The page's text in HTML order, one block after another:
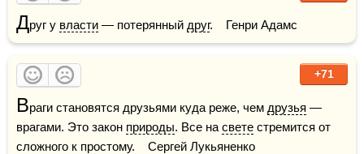
Друг у власти — потерянный друг.    Генри Адамс
+71
Враги становятся друзьями куда реже, чем друзья —
врагами. Это закон природы. Все на свете стремится от
сложного к простому.    Сергей Лукьяненко